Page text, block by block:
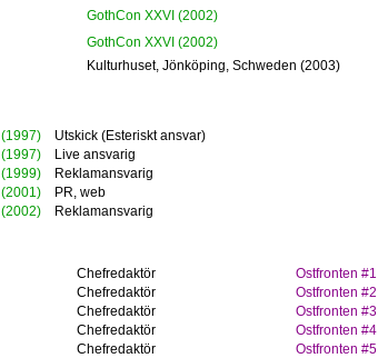
GothCon XXVI (2002)
GothCon XXVI (2002)
Kulturhuset, Jönköping, Schweden (2003)
(1997)
Utskick (Esteriskt ansvar)
(1997)
Live ansvarig
(1999)
Reklamansvarig
(2001)
PR, web
(2002) Reklamansvarig
Chefredaktör Ostfronten #1
Chefredaktör Ostfronten #2
Chefredaktör Ostfronten #3
Chefredaktör Ostfronten #4
Chefredaktör Ostfronten #5